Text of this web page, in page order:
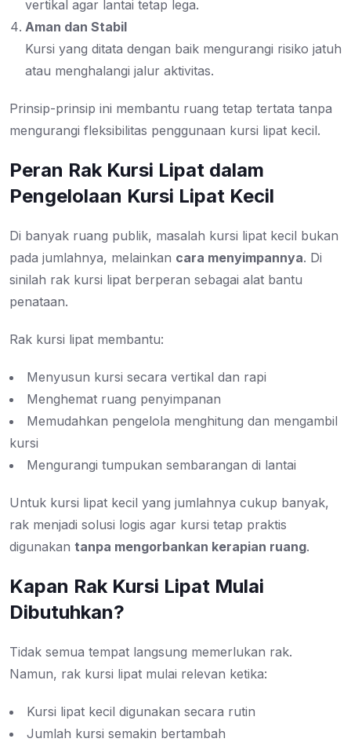
vertikal agar lantai tetap lega.
Aman dan Stabil
Kursi yang ditata dengan baik mengurangi risiko jatuh
atau menghalangi jalur aktivitas.
Prinsip-prinsip ini membantu ruang tetap tertata tanpa
mengurangi fleksibilitas penggunaan kursi lipat kecil.
Peran Rak Kursi Lipat dalam
Pengelolaan Kursi Lipat Kecil
Di banyak ruang publik, masalah kursi lipat kecil bukan
pada jumlahnya, melainkan cara menyimpannya. Di
sinilah rak kursi lipat berperan sebagai alat bantu
penataan.
Rak kursi lipat membantu:
Menyusun kursi secara vertikal dan rapi
Menghemat ruang penyimpanan
Memudahkan pengelola menghitung dan mengambil
kursi
Mengurangi tumpukan sembarangan di lantai
Untuk kursi lipat kecil yang jumlahnya cukup banyak,
rak menjadi solusi logis agar kursi tetap praktis
digunakan tanpa mengorbankan kerapian ruang.
Kapan Rak Kursi Lipat Mulai
Dibutuhkan?
Tidak semua tempat langsung memerlukan rak.
Namun, rak kursi lipat mulai relevan ketika:
Kursi lipat kecil digunakan secara rutin
Jumlah kursi semakin bertambah